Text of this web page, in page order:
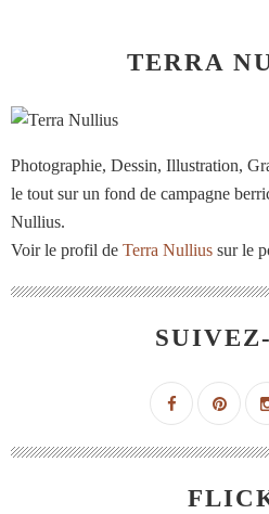
TERRA
Photographie, Dessin, Illustration,
le tout sur un fond de campagne
Nullius.
Voir le profil de Terra Nullius sur le